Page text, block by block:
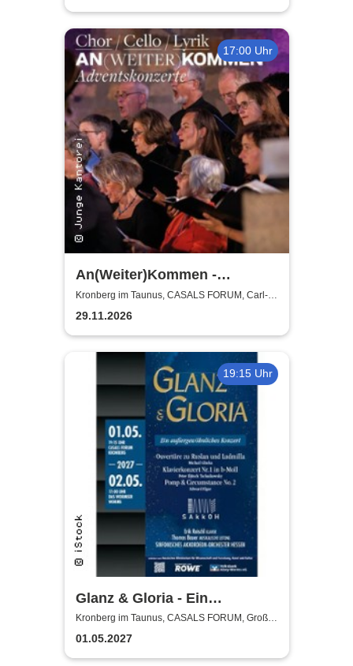
17:00 Uhr
An(Weiter)Kommen -
Adventskonzert | Chor / Cello
/ Lyrik
Kronberg im Taunus, CASALS FORUM, Carl-
Bechtein Saal
29.11.2026
19:15 Uhr
Glanz & Gloria - Ein
außergewöhnliches Konzert
Kronberg im Taunus, CASALS FORUM, Großer
Saal
01.05.2027